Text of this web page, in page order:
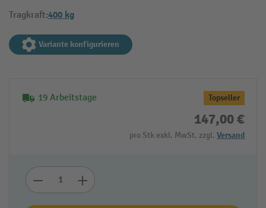
Tragkraft:400 kg
Variante konfigurieren
19 Arbeitstage Topseller
147,00 €
pro Stk exkl. MwSt. zzgl. Versand